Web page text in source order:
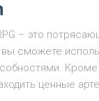
– это
сможете
Кроме
ценные